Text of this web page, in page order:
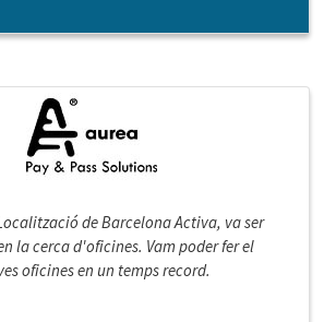
de Barcelona Activa, va ser
la cerca d'oficines. Vam poder fer el
oficines en un temps record.